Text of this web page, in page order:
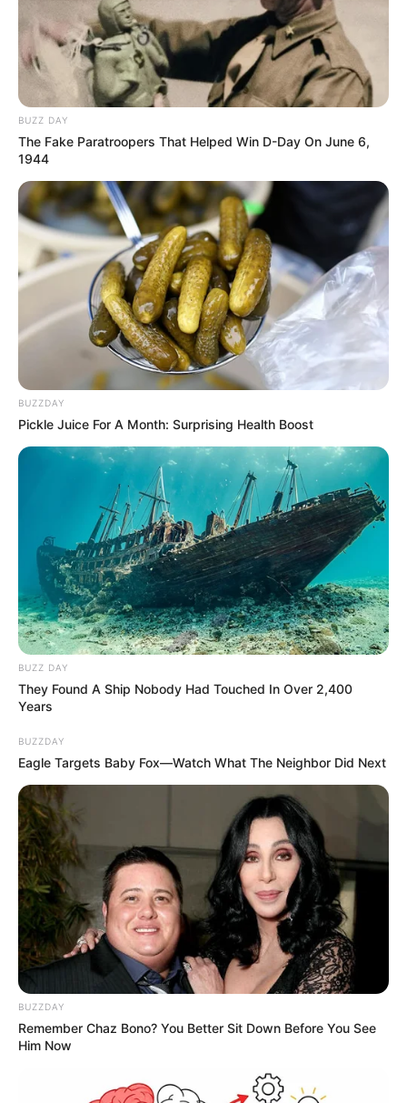
BUZZ DAY
The Fake Paratroopers That Helped Win D-Day On June 6,
1944
BUZZDAY
Pickle Juice For A Month: Surprising Health Boost
BUZZ DAY
They Found A Ship Nobody Had Touched In Over 2,400
Years
BUZZDAY
Eagle Targets Baby Fox—Watch What The Neighbor Did Next
BUZZDAY
Remember Chaz Bono? You Better Sit Down Before You See
Him Now